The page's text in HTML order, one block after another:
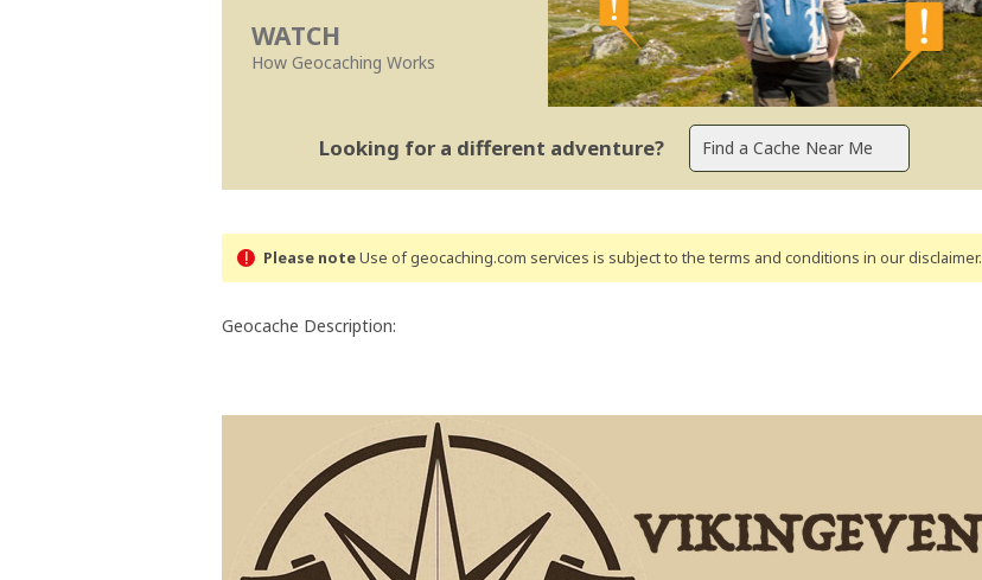
WATCH
How Geocaching Works
Looking for a different adventure?
Please noteUse of geocaching.com services is subject to the terms and conditions in our disclaimer.
Geocache Description: